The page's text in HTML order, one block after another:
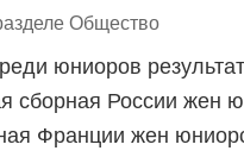
Общество
юниоров
сборная России жен
Франции жен